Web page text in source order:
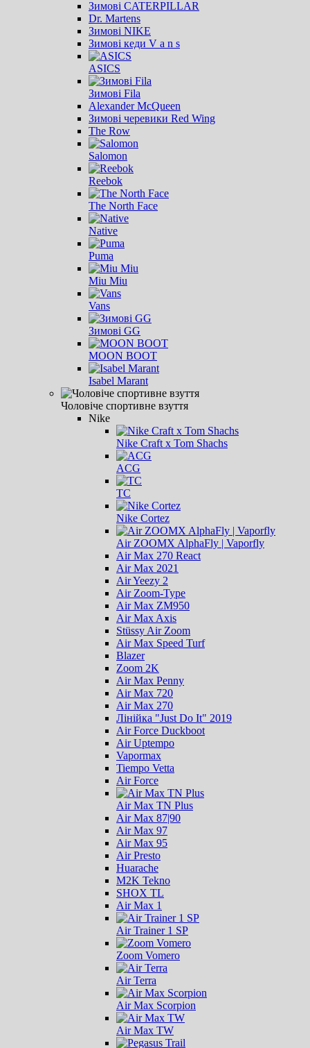
Зимові CATERPILLAR
Dr. Martens
Зимові NIKE
Зимові кеди V a n s
ASICS
Зимові Fila
Alexander McQueen
Зимові черевики Red Wing
The Row
Salomon
Reebok
The North Face
Native
Puma
Miu Miu
Vans
Зимові GG
MOON BOOT
Isabel Marant
Чоловіче спортивне взуття
Nike
Nike Craft x Tom Shachs
ACG
ТС
Nike Cortez
Air ZOOMX AlphaFly | Vaporfly
Air Max 270 React
Air Max 2021
Air Yeezy 2
Air Zoom-Type
Air Max ZM950
Air Max Axis
Stüssy Air Zoom
Air Max Speed Turf
Blazer
Zoom 2K
Air Max Penny
Air Max 720
Air Max 270
Лінійка "Just Do It" 2019
Air Force Duckboot
Air Uptempo
Vapormax
Tiempo Vetta
Air Force
Air Max TN Plus
Air Max 87|90
Air Max 97
Air Max 95
Air Presto
Huarache
M2K Tekno
SHOX TL
Air Max 1
Air Trainer 1 SP
Zoom Vomero
Air Terra
Air Max Scorpion
Air Max TW